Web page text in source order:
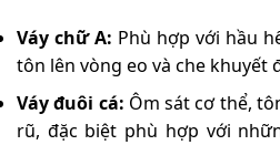
Váy chữ A: Phù hợp với hầu
tôn lên vòng eo và che khuyết
Váy đuôi cá: Ôm sát cơ thể,
rũ, đặc biệt phù hợp với